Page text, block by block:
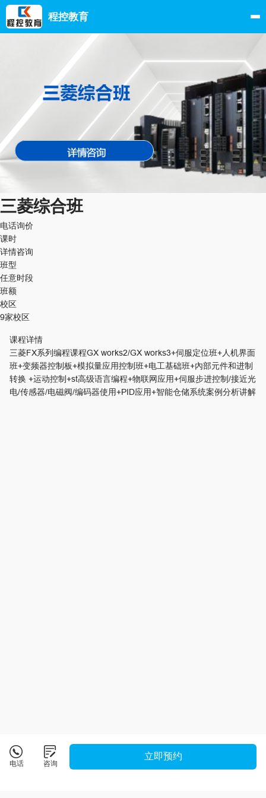
程控教育
三菱综合班
电话询价
课时
详情咨询
班型
任意时段
班额
校区
9家校区
课程详情
三菱FX系列编程课程GX works2/GX works3+伺服定位班+人机界面
班+变频器控制板+模拟量应用控制班+电工基础班+內部元件和进制
转换 +运动控制+st高级语言编程+物联网应用+伺服步进控制/接近光
电/传感器/电磁阀/编码器使用+PID应用+智能仓储系统案例分析讲解
电话 咨询
立即预约